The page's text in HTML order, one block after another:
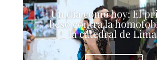
Un día como hoy: El
beso contra la
la catedral de